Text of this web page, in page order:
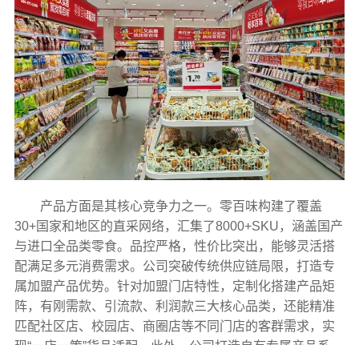
产品方面是其核心竞争力之一。零百味构建了覆盖
30+国家和地区的直采网络，汇集了8000+SKU，涵盖国产
与进口全品类零食。品控严格，性价比突出，能够灵活搭
配满足多元消费需求。公司突破传统供应链局限，打造专
属加盟产品优势。针对加盟门店特性，定制化搭建产品矩
阵，有刚需款、引流款、利润款三大核心品类，还能精准
匹配社区店、校园店、商圈店等不同门店的客群需求，实